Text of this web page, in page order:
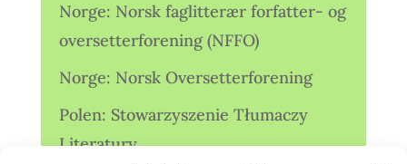
Norge: Norsk faglitterær forfatter- og
oversetterforening (NFFO)
Norge: Norsk Oversetterforening
Polen: Stowarzyszenie Tłumaczy
Literatury